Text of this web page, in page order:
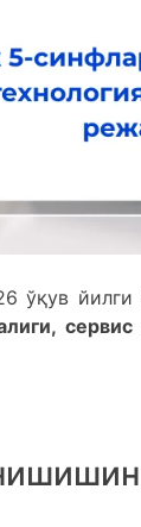
ўқув
сервис